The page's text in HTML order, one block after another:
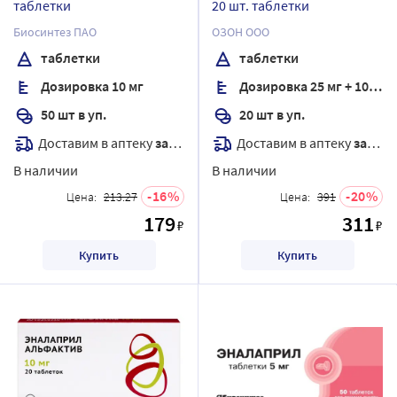
таблетки
Биосинтез ПАО
таблетки
Дозировка 10 мг
50 шт в уп.
Доставим в аптекузавтра
В наличии
Цена: 213.27 16
179₽
Купить
20 шт. таблетки
ОЗОН ООО
таблетки
Дозировка 25 мг + 10 мг
20 шт в уп.
Доставим в аптекузавтра
В наличии
Цена: 391 20
311₽
Купить